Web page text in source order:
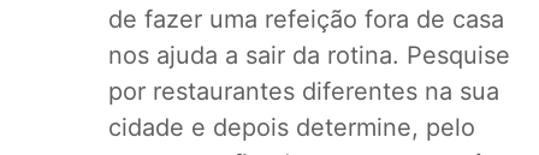
de fazer uma refeição fora de casa
nos ajuda a sair da rotina. Pesquise
por restaurantes diferentes na sua
cidade e depois determine, pelo